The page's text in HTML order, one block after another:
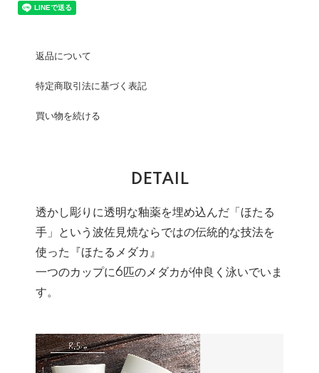
返品について
特定商取引法に基づく表記
買い物を続ける
DETAIL
透かし彫りに透明な釉薬を埋め込んだ「ほたる
手」という波佐見焼ならではの伝統的な技法を
使った『ほたるメダカ』
一つのカップに6匹のメダカが仲良く泳いでいま
す。